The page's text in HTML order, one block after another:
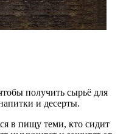
получить сырьё для
и десерты.
в пищу теми, кто сидит